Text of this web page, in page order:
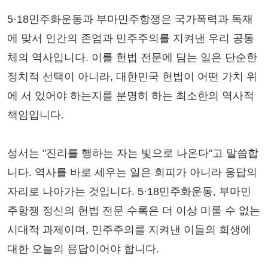
5·18민주화운동과 부마민주항쟁은 국가폭력과 독재
에 맞서 인간의 존엄과 민주주의를 지켜낸 우리 공동
체의 역사입니다. 이를 헌법 전문에 담는 일은 단순한
정치적 선택이 아니라, 대한민국 헌법이 어떤 가치 위
에 서 있어야 하는지를 분명히 하는 최소한의 역사적
책임입니다.
성서는 "진리를 행하는 자는 빛으로 나온다"고 말씀합
니다. 역사를 바로 세우는 일은 회피가 아니라 응답의
자리로 나아가는 것입니다. 5·18민주화운동, 부마민
주항쟁 정신의 헌법 전문 수록은 더 이상 미룰 수 없는
시대적 과제이며, 민주주의를 지켜낸 이들의 희생에
대한 오늘의 응답이어야 합니다.